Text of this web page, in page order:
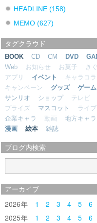
HEADLINE(158)
MEMO(627)
タグクラウド
BOOK CD CM DVD
Web
お知らせ お菓子 き
アプリ
イベント キャラコラ
キャンペーン
グッズ ゲーム
サンリオ
ショップ テレビ
プライズ
マスコット ライブ
企業キャラ
動画 地方キャラ
漫画
絵本 雑誌
ブログ内検索
アーカイブ
2026 1 2 3 4 5 6
2025
1 2 3 4 5 6